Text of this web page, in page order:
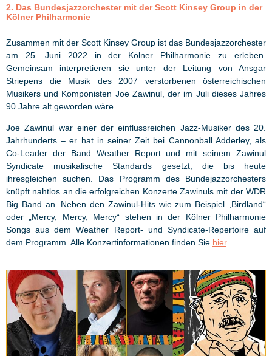
2. Das Bundesjazzorchester mit der Scott Kinsey Group in der
Kölner Philharmonie
Zusammen mit der Scott Kinsey Group ist das Bundesjazzorchester
am 25. Juni 2022 in der Kölner Philharmonie zu erleben.
Gemeinsam interpretieren sie unter der Leitung von Ansgar
Striepens die Musik des 2007 verstorbenen österreichischen
Musikers und Komponisten Joe Zawinul, der im Juli dieses Jahres
90 Jahre alt geworden wäre.
Joe Zawinul war einer der einflussreichen Jazz-Musiker des 20.
Jahrhunderts – er hat in seiner Zeit bei Cannonball Adderley, als
Co-Leader der Band Weather Report und mit seinem Zawinul
Syndicate musikalische Standards gesetzt, die bis heute
ihresgleichen suchen. Das Programm des Bundejazzorchesters
knüpft nahtlos an die erfolgreichen Konzerte Zawinuls mit der WDR
Big Band an. Neben den Zawinul-Hits wie zum Beispiel „Birdland“
oder „Mercy, Mercy, Mercy“ stehen in der Kölner Philharmonie
Songs aus dem Weather Report- und Syndicate-Repertoire auf
dem Programm. Alle Konzertinformationen finden Sie hier.